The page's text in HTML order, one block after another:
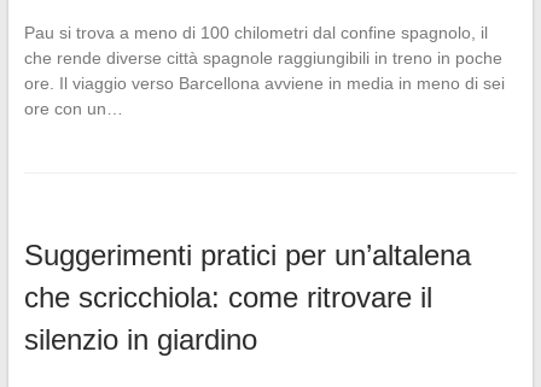
Pau si trova a meno di 100 chilometri dal confine spagnolo, il
che rende diverse città spagnole raggiungibili in treno in poche
ore. Il viaggio verso Barcellona avviene in media in meno di sei
ore con un…
Suggerimenti pratici per un’altalena
che scricchiola: come ritrovare il
silenzio in giardino